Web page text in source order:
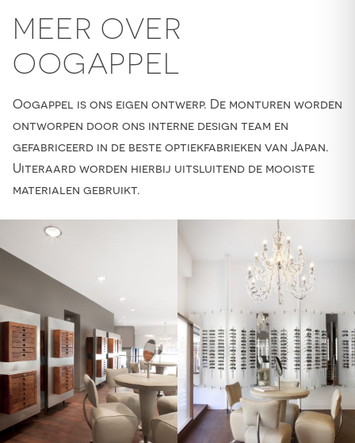
MEER OVER
OOGAPPEL
Oogappel is ons eigen ontwerp. De monturen worden
ontworpen door ons interne design team en
gefabriceerd in de beste optiekfabrieken van Japan.
Uiteraard worden hierbij uitsluitend de mooiste
materialen gebruikt.